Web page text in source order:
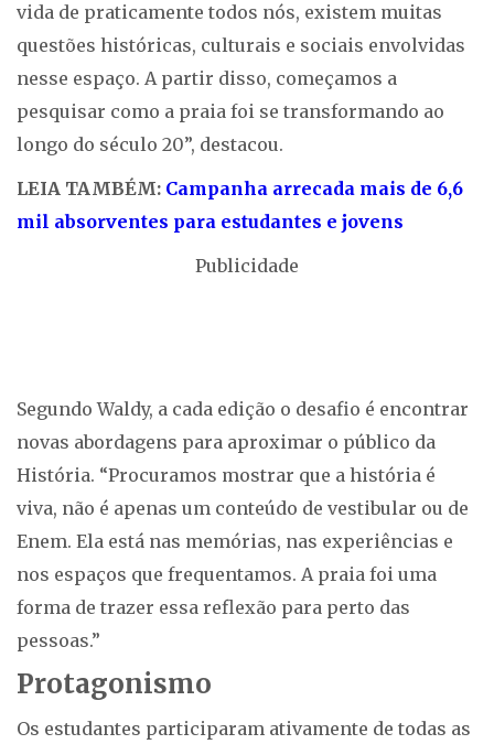
vida de praticamente todos nós, existem muitas
questões históricas, culturais e sociais envolvidas
nesse espaço. A partir disso, começamos a
pesquisar como a praia foi se transformando ao
longo do século 20”, destacou.
LEIA TAMBÉM: Campanha arrecada mais de 6,6
mil absorventes para estudantes e jovens
Publicidade
Segundo Waldy, a cada edição o desafio é encontrar
novas abordagens para aproximar o público da
História. “Procuramos mostrar que a história é
viva, não é apenas um conteúdo de vestibular ou de
Enem. Ela está nas memórias, nas experiências e
nos espaços que frequentamos. A praia foi uma
forma de trazer essa reflexão para perto das
pessoas.”
Protagonismo
Os estudantes participaram ativamente de todas as